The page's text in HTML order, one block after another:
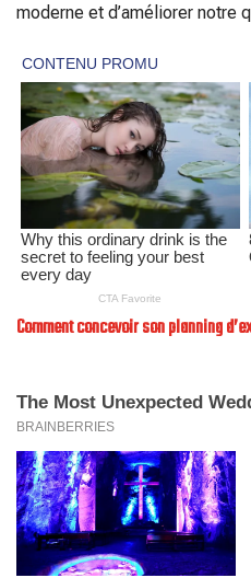
moderne et d’améliorer notre
Comment concevoir son planning